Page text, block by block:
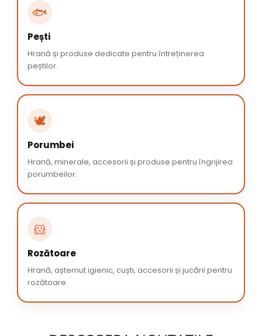
🐟
Pești
Hrană și produse dedicate pentru întreținerea
peștilor.
🕊️
Porumbei
Hrană, minerale, accesorii și produse pentru îngrijirea
porumbeilor.
🐹
Rozătoare
Hrană, așternut igienic, cuști, accesorii și jucării pentru
rozătoare.